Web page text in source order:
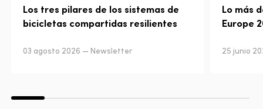
Los tres pilares de los sistemas de
bicicletas compartidas resilientes
03 agosto 2026 — Newsletter
Lo más
Europe
25 junio